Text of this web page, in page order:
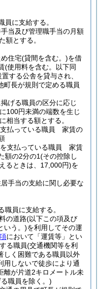
員に支給する。
当及び管理職手当の月額
額とする。
住宅(貸間を含む。)を借
(使用料を含む。以下同
する公舎を貸与され、
町長が規則で定める職員
掲げる職員の区分に応じ
100円未満の端数を生じ
に相当する額とする。
払っている職員 家賃の
支払っている職員 家賃
額の2分の1(その控除し
るときは、17,000円)を
手当の支給に関し必要な
職員に支給する。
の道路(以下この項及び
いう。)を利用してその運
において「運賃等」とい
る職員(交通機関等を利
しく困難である職員以外
用しないで徒歩により通
離が片道2キロメートル未
職員を除く。)